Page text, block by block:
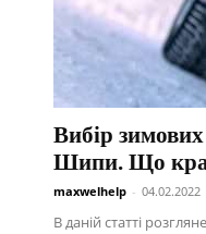
Вибір
Шипи. Що
maxwelhelp - 04.02.2022
В даній статті